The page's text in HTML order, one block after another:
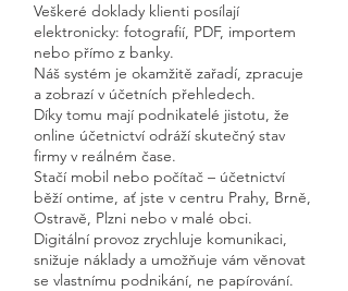
Veškeré doklady klienti posílají
elektronicky: fotografií, PDF, importem
nebo přímo z banky.
Náš systém je okamžitě zařadí, zpracuje
a zobrazí v účetních přehledech.
Díky tomu mají podnikatelé jistotu, že
online účetnictví odráží skutečný stav
firmy v reálném čase.
Stačí mobil nebo počítač – účetnictví
běží ontime, ať jste v centru Prahy, Brně,
Ostravě, Plzni nebo v malé obci.
Digitální provoz zrychluje komunikaci,
snižuje náklady a umožňuje vám věnovat
se vlastnímu podnikání, ne papírování.